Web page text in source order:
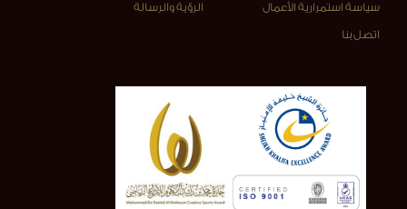
سياسة استمرارية الأعمال الرؤية والرسالة
اتصل بنا